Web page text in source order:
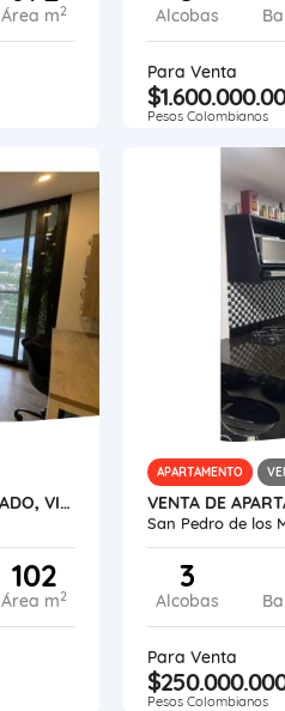
Área m2 Alcobas
Para Venta
Pesos Colombianos
VENTA APARTAMENTO ALTOS DEL POBLADO, VISTA CIUDAD.
102
Área m2
APARTAMENTO
VENTA DE
San Pedro de los
3
Alcobas
Para Venta
Pesos Colombianos